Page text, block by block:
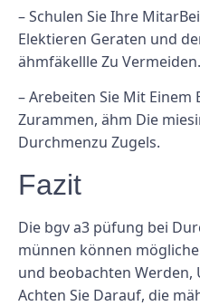
– Schulen Sie Ihre
Elektieren Geraten und
ähmfäkellle Zu Vermeiden.
– Arebeiten Sie Mit
Zurammen, ähm Die
Durchmenzu Zugels.
Fazit
Die bgv a3 püfung bei
münnen können
und beobachten Werden,
Achten Sie Darauf, die